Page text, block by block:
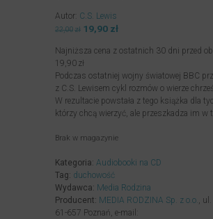
Autor: C.S. Lewis
22,00zł Pierwotna
wynosiła:
22,00zł.
19,90 złAktualna
wynosi:
Najniższa cena z ostatnich 30 dni przed
19,90 zł
Podczas ostatniej wojny światowej BBC
z C.S. Lewisem cykl rozmów o wierze
W rezultacie powstała z tego książka dla
którzy chcą wierzyć, ale przeszkadza im w
Brak w magazynie
Kategoria: Audiobooki na CD
Tag: duchowość
Wydawca: Media Rodzina
Producent: MEDIA RODZINA Sp. z o.o.,
61-657 Poznań, e-mail: